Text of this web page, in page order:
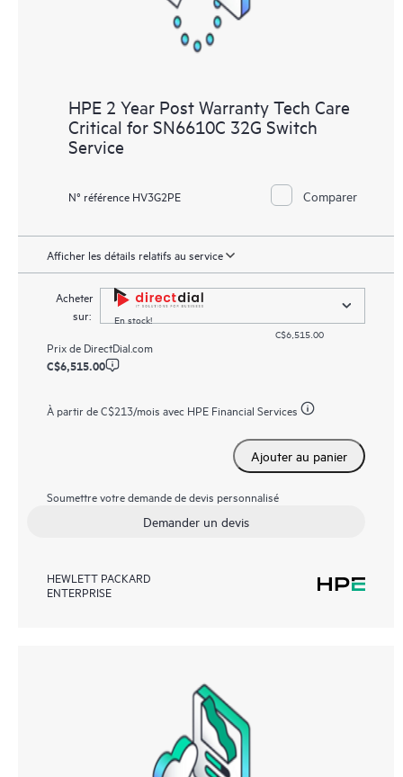
HPE 2 Year Post Warranty Tech Care
Critical for SN6610C 32G Switch
Service
N° référence HV3G2PE Comparer
Afficher les détails relatifs au service
Acheter
sur:
En stock!
C$6,515.00
Prix de DirectDial.com
C$6,515.00
À partir deC$213/mois avec HPE Financial Services
Ajouter au panier
Soumettre votre demande de devis personnalisé
Demander un devis
HEWLETT PACKARD
ENTERPRISE